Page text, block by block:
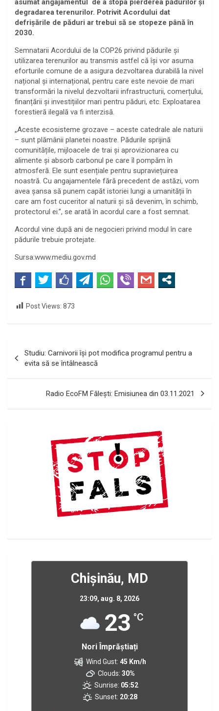
degradarea terenurilor. Potrivit Acordului dat
defrișările de păduri ar trebui să se stopeze până în
2030.
Semnatarii Acordului de la COP26 privind pădurile și
utilizarea terenurilor au transmis astfel că își vor asuma
eforturile comune de a asigura dezvoltarea durabilă la nivel
național și internațional, pentru care este nevoie de mari
transformări la nivelul dezvoltarii infrastructurii, comerțului,
finanțării și investițiilor mari pentru păduri, etc. Exploatarea
forestieră ilegală va fi interzisă.
„Aceste ecosisteme grozave – aceste catedrale ale naturii
– sunt plămânii planetei noastre. Pădurile sprijină
comunitățile, mijloacele de trai și aprovizionarea cu
alimente și absorb carbonul pe care îl pompăm în
atmosferă. Ele sunt esențiale pentru supraviețuirea
noastră. Cu angajamentele fără precedent de astăzi, vom
avea șansa să punem capăt istoriei lungi a umanității în
care am fost cuceritor al naturii și să devenim, în schimb,
protectorul ei.”, se arată în acordul care a fost semnat.
Acordul vine după ani de negocieri privind modul în care
pădurile trebuie protejate.
Sursa:www.mediu.gov.md
Post Views: 873
în
articole
Studiu: Carnivorii își pot modifica programul pentru a
evita să se întâlnească
Radio EcoFM Făleşti: Emisiunea din 03.11.2021
Chișinău, MD
23:09, aug. 8, 2026
23 °C
Nori Împrăștiați
Wind Gust: 45 Km/h
Clouds: 30%
Sunrise: 05:52
Sunset: 20:28